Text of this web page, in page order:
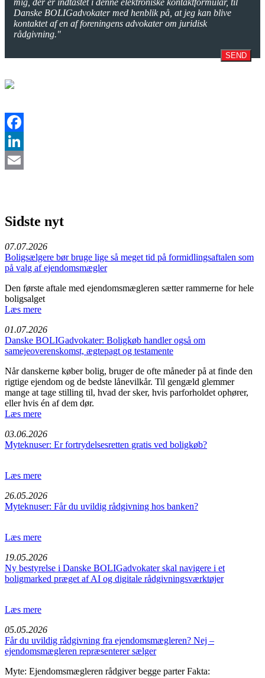
mig, der er indtastet i denne elektroniske kontaktformular, til
Danske BOLIGadvokater med henblik på, at jeg kan blive
kontaktet af en af foreningens advokater om juridisk
rådgivning."
SEND
Facebook
LinkedIn
Sidste nyt
07.07.2026
Boligsælgere bør bruge lige så meget tid på formidlingsaftalen som
på valg af ejendomsmægler
Den første aftale med ejendomsmægleren sætter rammerne for hele
boligsalget
Læs mere
01.07.2026
Danske BOLIGadvokater: Boligkøb handler også om
samejeoverenskomst, ægtepagt og testamente
Når danskerne køber bolig, bruger de ofte måneder på at finde den
rigtige ejendom og de bedste lånevilkår. Til gengæld glemmer
mange at tage stilling til, hvad der sker, hvis parforholdet ophører,
eller hvis én af dem dør.
Læs mere
03.06.2026
Myteknuser: Er fortrydelsesretten gratis ved boligkøb?
Læs mere
26.05.2026
Myteknuser: Får du uvildig rådgivning hos banken?
Læs mere
19.05.2026
Ny bestyrelse i Danske BOLIGadvokater skal navigere i et
boligmarked præget af AI og digitale rådgivningsværktøjer
Læs mere
05.05.2026
Får du uvildig rådgivning fra ejendomsmægleren? Nej –
ejendomsmægleren repræsenterer sælger
Myte: Ejendomsmægleren rådgiver begge parter Fakta: